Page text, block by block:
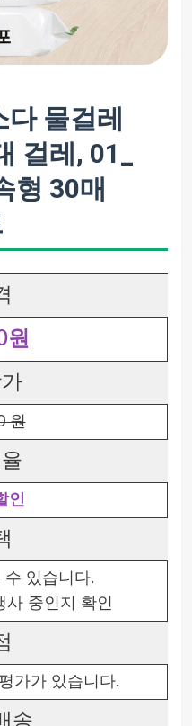
물걸레
걸레, 01_
형 30매
원
원
인
수 있습니다.
사 중인지 확인
가가 있습니다.
송